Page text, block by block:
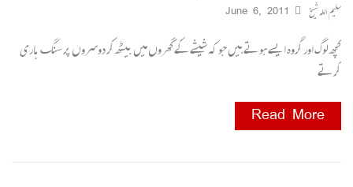
سلیم اللہ شیخ June 6, 2011
کچھ لوگ اور گروہ ایسے ہوتے ہیں جو کہ شیشے کے گھروں میں بیٹھ کر دوسروں پر سنگ باری
کرتے
Read More